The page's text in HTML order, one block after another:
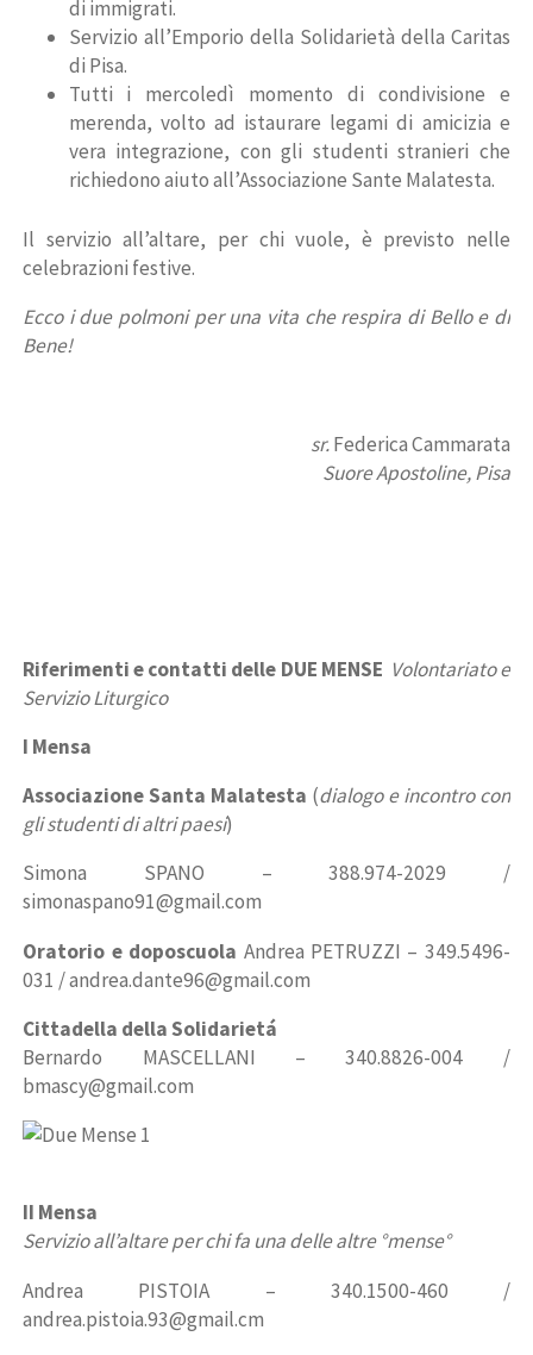
di immigrati.
Servizio all’Emporio della Solidarietà della Caritas
di Pisa.
Tutti i mercoledì momento di condivisione e
merenda, volto ad istaurare legami di amicizia e
vera integrazione, con gli studenti stranieri che
richiedono aiuto all’Associazione Sante Malatesta.
Il servizio all’altare, per chi vuole, è previsto nelle
celebrazioni festive.
Ecco i due polmoni per una vita che respira di Bello e di
Bene!
sr.Federica Cammarata
Suore Apostoline, Pisa
Riferimenti e contatti delle DUE MENSE Volontariato e
Servizio Liturgico
I Mensa
Associazione Santa Malatesta (dialogo e incontro con
gli studenti di altri paesi)
Simona SPANO – 388.974-2029 /
simonaspano91@gmail.com
Oratorio e doposcuola Andrea PETRUZZI – 349.5496-
031 / andrea.dante96@gmail.com
Cittadella della Solidarietá
Bernardo MASCELLANI – 340.8826-004 /
bmascy@gmail.com
II Mensa
Servizio all’altare per chi fa una delle altre °mense°
Andrea PISTOIA – 340.1500-460 /
andrea.pistoia.93@gmail.cm